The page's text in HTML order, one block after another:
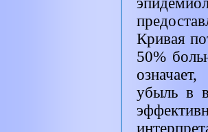
Кривая
50%
убыль в